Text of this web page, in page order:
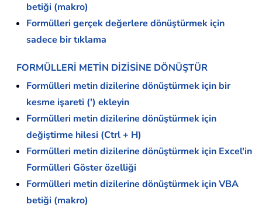
betiği (makro)
Formülleri gerçek değerlere dönüştürmek için
sadece bir tıklama
FORMÜLLERİ METİN DİZİSİNE DÖNÜŞTÜR
Formülleri metin dizilerine dönüştürmek için bir
kesme işareti (') ekleyin
Formülleri metin dizilerine dönüştürmek için
değiştirme hilesi (Ctrl + H)
Formülleri metin dizilerine dönüştürmek için Excel'in
Formülleri Göster özelliği
Formülleri metin dizilerine dönüştürmek için VBA
betiği (makro)